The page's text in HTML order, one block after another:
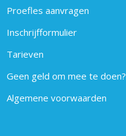
Proefles aanvragen
Inschrijfformulier
Tarieven
Geen geld om mee te doen?
Algemene voorwaarden